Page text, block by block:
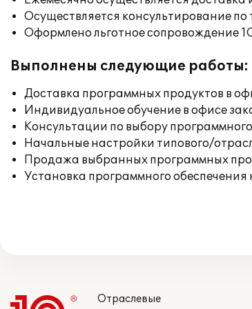
Осуществляется консультирование
Оформлено льготное сопровождение
Выполнены следующие работы:
Доставка программных продуктов в
Индивидуальное обучение в офисе
Консультации по выбору
Начальные настройки типового/
Продажа выбранных программных
Установка программного
Отраслевые